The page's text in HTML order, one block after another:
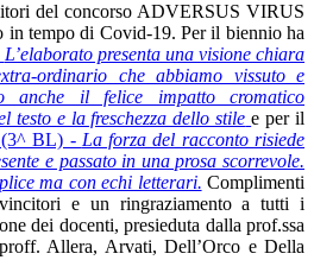
del concorso ADVERSUS VIRUS
in tempo di Covid-19. Per il biennio ha
L’elaborato presenta una visione chiara
ordinario che abbiamo vissuto e
anche il felice impatto cromatico
testo e la freschezza dello stile e per il
(3^ BL) - La forza del racconto risiede
e passato in una prosa scorrevole.
ma con echi letterari. Complimenti
e un ringraziamento a tutti i
dei docenti, presieduta dalla prof.ssa
Allera, Arvati, Dell’Orco e Della